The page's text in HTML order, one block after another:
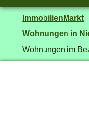
ImmobilienMarkt
Wohnungen in
Wohnungen im